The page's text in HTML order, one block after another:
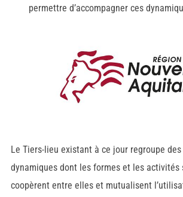
permettre d’accompagner ces
Le Tiers-lieu existant à ce jour regroupe
dynamiques dont les formes et les activités
coopèrent entre elles et mutualisent